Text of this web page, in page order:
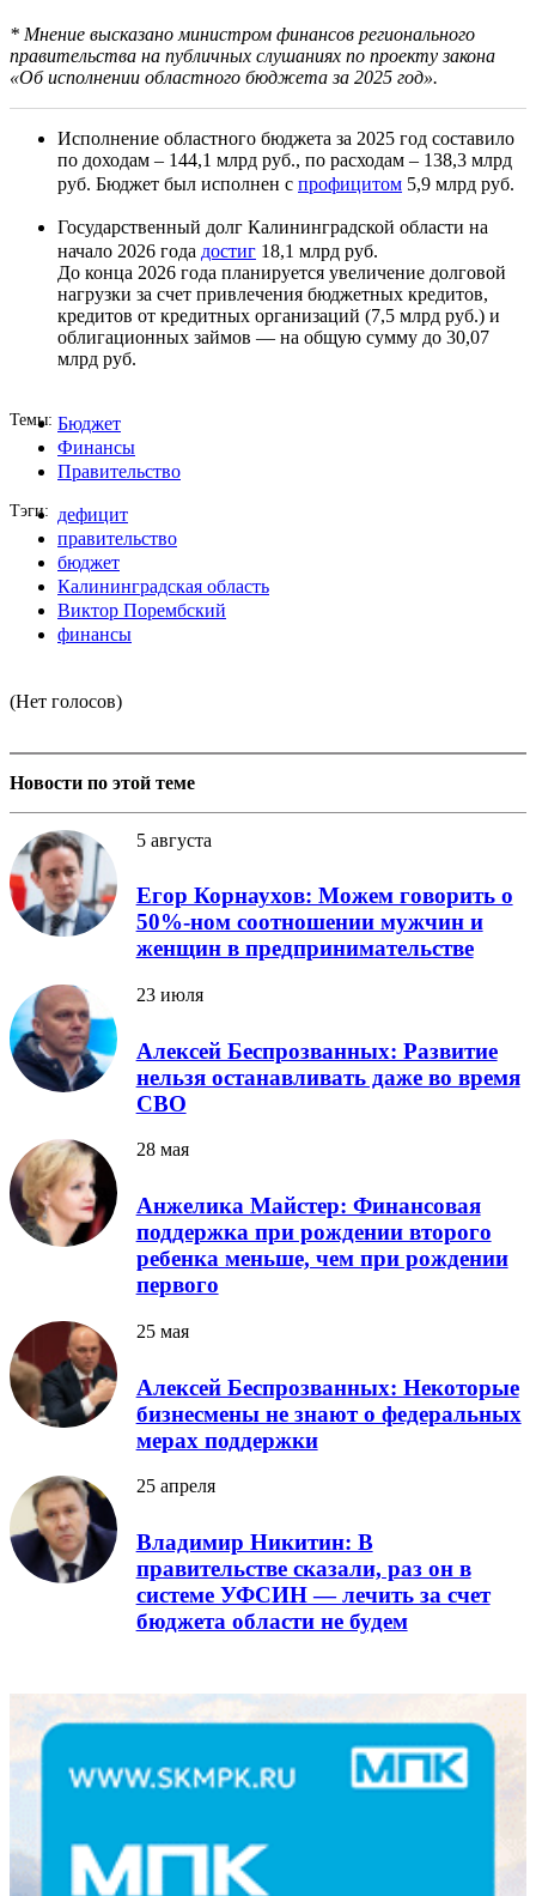
* Мнение высказано министром финансов регионального
правительства на публичных слушаниях по проекту закона
«Об исполнении областного бюджета за 2025 год».
Исполнение областного бюджета за 2025 год составило
по доходам – 144,1 млрд руб., по расходам – 138,3 млрд
руб. Бюджет был исполнен с профицитом 5,9 млрд руб.
Государственный долг Калининградской области на
начало 2026 года достиг 18,1 млрд руб.
До конца 2026 года планируется увеличение долговой
нагрузки за счет привлечения бюджетных кредитов,
кредитов от кредитных организаций (7,5 млрд руб.) и
облигационных займов — на общую сумму до 30,07
млрд руб.
Темы Бюджет
Финансы
Правительство
Тэги
дефицит
правительство
бюджет
Калининградская область
Виктор Порембский
финансы
(Нет голосов)
Новости по этой теме
5 августа
Егор Корнаухов: Можем говорить о
50%-ном соотношении мужчин и
женщин в предпринимательстве
23 июля
Алексей Беспрозванных: Развитие
нельзя останавливать даже во время
СВО
28 мая
Анжелика Майстер: Финансовая
поддержка при рождении второго
ребенка меньше, чем при рождении
первого
25 мая
Алексей Беспрозванных: Некоторые
бизнесмены не знают о федеральных
мерах поддержки
25 апреля
Владимир Никитин: В
правительстве сказали, раз он в
системе УФСИН — лечить за счет
бюджета области не будем